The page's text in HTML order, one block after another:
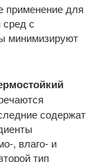
применение для
с
минимизируют
содержат
, влаго- и
тип